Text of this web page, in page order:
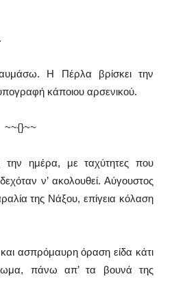
Η Πέρλα βρίσκει την
κάποιου αρσενικού.
~~{}~~
ημέρα, με ταχύτητες που
ν’ ακολουθεί. Αύγουστος
της Νάξου, επίγεια κόλαση
ασπρόμαυρη όραση είδα κάτι
πάνω απ’ τα βουνά της